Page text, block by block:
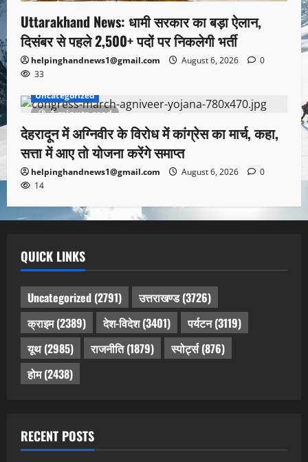
Uttarakhand News: धामी सरकार का बड़ा ऐलान,
दिसंबर से पहले 2,500+ पदों पर निकलेगी भर्ती
helpinghandnews1@gmail.com August 6, 2026
0
33
1 minute read
Uncategorized
देहरादून में अग्निवीर के विरोध में कांग्रेस का मार्च, कहा,
सत्ता में आए तो योजना करेंगे समाप्त
helpinghandnews1@gmail.com August 6, 2026
0
14
QUICK LINKS
Uncategorized (2791) उत्तराखण्ड(3726)
क्राइम(2389) देश-विदेश(3401) पर्यटन(3119)
यूथ(2985) राजनीति(1879) स्पोर्ट्स(876)
होम(2438)
RECENT POSTS